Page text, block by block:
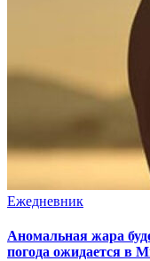
Ежедневник
Аномальная жара
погода ожидается в